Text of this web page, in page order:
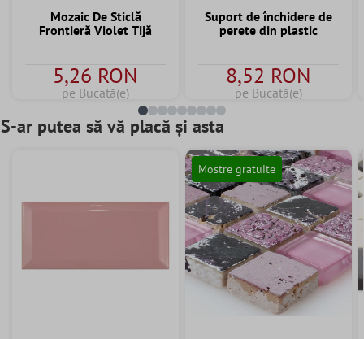
Mozaic De Sticlă
Frontieră Violet Tijă
5,26 RON
pe Bucată(e)
Suport de închidere de
perete din plastic
8,52 RON
pe Bucată(e)
S-ar putea să vă placă și asta
Mostre gratuite